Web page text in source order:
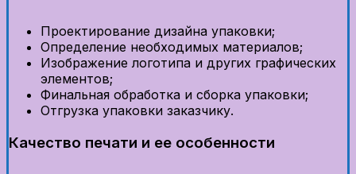
Проектирование дизайна упаковки;
Определение необходимых материалов;
Изображение логотипа и других графических
элементов;
Финальная обработка и сборка упаковки;
Отгрузка упаковки заказчику.
Качество печати и ее особенности